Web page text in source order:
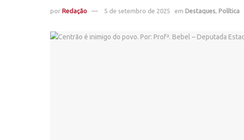
por Redação 5 de setembro de 2025 em Destaques, Política